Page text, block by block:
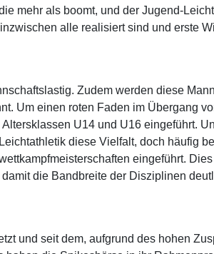
mehr als boomt, und der Jugend-
alle realisiert sind und erste
Zudem werden diese
Um einen roten Faden im Übergang
U14 und U16 eingeführt.
diese Vielfalt, doch häufig
eingeführt.
die Bandbreite der Disziplinen
und seit dem, aufgrund des hohen